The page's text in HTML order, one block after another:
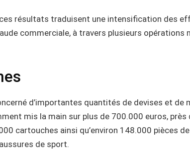
résultats traduisent une intensification des
commerciale, à travers plusieurs opérations
d’importantes quantités de devises et de
mis la main sur plus de 700.000 euros, près
cartouches ainsi qu’environ 148.000 pièces
de sport.